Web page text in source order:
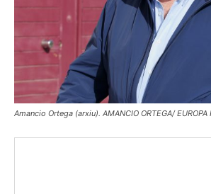
Amancio Ortega (arxiu). AMANCIO ORTEGA/ EUROPA